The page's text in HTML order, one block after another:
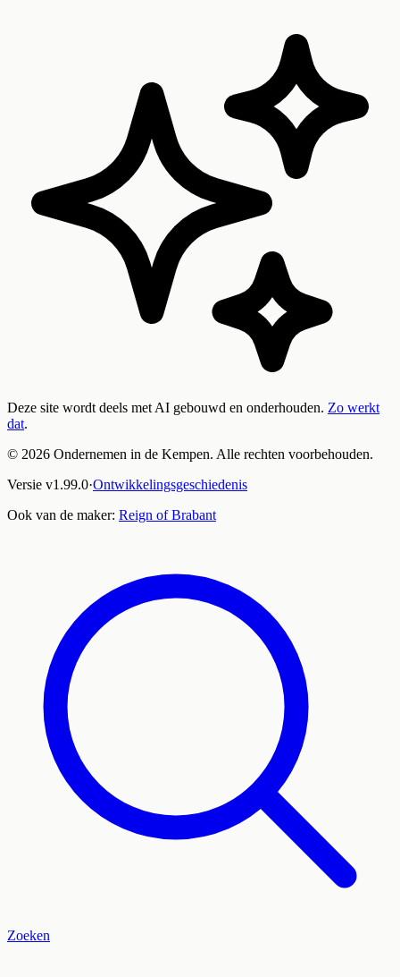
Deze site wordt deels met AI gebouwd en onderhouden. Zo werkt
dat.
© 2026 Ondernemen in de Kempen. Alle rechten voorbehouden.
Versie v1.99.0·Ontwikkelingsgeschiedenis
Ook van de maker: Reign of Brabant
Zoeken